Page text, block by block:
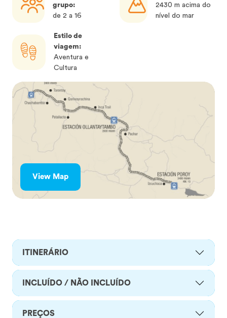
grupo:
de 2 a 16
2430 m acima do
nível do mar
Estilo de
viagem:
Aventura e
Cultura
View Map
ITINERÁRIO
INCLUÍDO / NÃO INCLUÍDO
PREÇOS